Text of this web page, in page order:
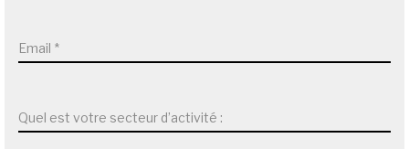
Email *
Quel est votre secteur d’activité :